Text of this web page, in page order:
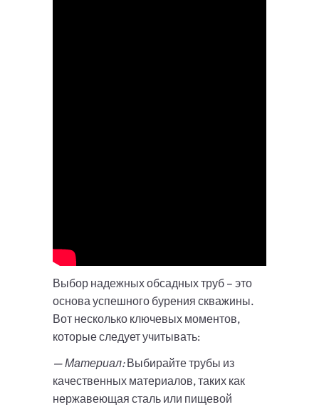
Выбор надежных обсадных труб – это
основа успешного бурения скважины.
Вот несколько ключевых моментов,
которые следует учитывать:
— Материал:Выбирайте трубы из
качественных материалов, таких как
нержавеющая сталь или пищевой